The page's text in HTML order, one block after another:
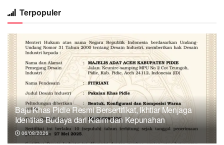
Terpopuler
Baju Khas Pidie Resmi Bersertifikat, Ikhtiar Menjaga
Identitas Budaya dari Klaim dan Kepunahan
06/08/2026